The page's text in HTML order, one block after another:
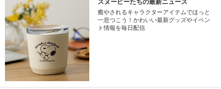
スヌーピーたちの最新ニュース
癒やされるキャラクターアイテムでほっと
一息つこう！かわいい最新グッズやイベン
ト情報を毎日配信